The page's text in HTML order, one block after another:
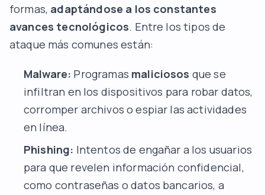
formas, adaptándose a los constantes
avances tecnológicos. Entre los tipos de
ataque más comunes están:
Malware: Programas maliciosos que se
infiltran en los dispositivos para robar datos,
corromper archivos o espiar las actividades
en línea.
Phishing: Intentos de engañar a los usuarios
para que revelen información confidencial,
como contraseñas o datos bancarios, a